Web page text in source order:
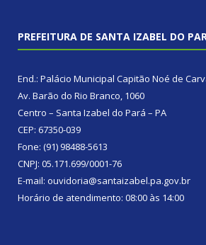
PREFEITURA DE SANTA IZABEL DO
End.: Palácio Municipal Capitão Noé de
Av. Barão do Rio Branco, 1060
Centro – Santa Izabel do Pará – PA
CEP: 67350-039
Fone: (91) 98488-5613
CNPJ: 05.171.699/0001-76
E-mail: ouvidoria@santaizabel.pa.gov.br
Horário de atendimento: 08:00 às 14:00